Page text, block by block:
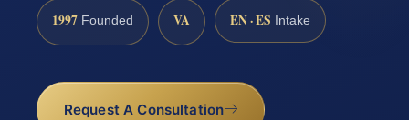
1997 Founded VA EN · ES Intake
Request A Consultation